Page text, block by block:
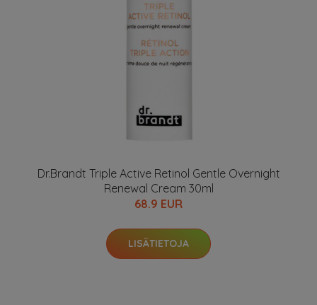
Dr.Brandt Triple Active Retinol Gentle Overnight
Renewal Cream 30ml
68.9 EUR
LISÄTIETOJA